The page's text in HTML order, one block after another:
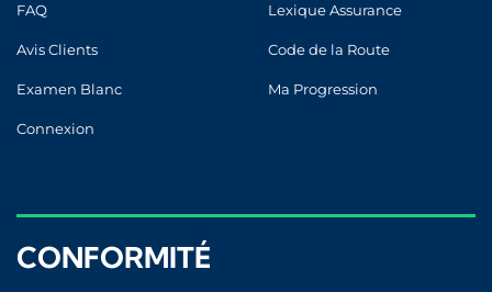
FAQ Lexique Assurance
Avis Clients Code de la Route
Examen Blanc Ma Progression
Connexion
CONFORMITÉ